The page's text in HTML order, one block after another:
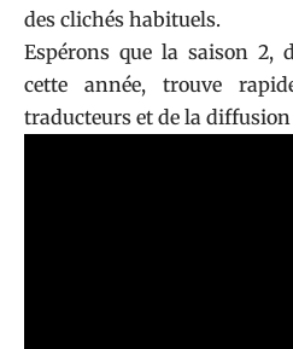
des clichés habituels.
Espérons que la saison 2,
cette année, trouve
traducteurs et de la